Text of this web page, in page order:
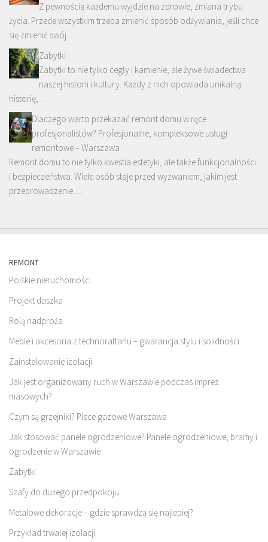
Z pewnością każdemu wyjdzie na zdrowie, zmiana trybu
życia. Przede wszystkim trzeba zmienić sposób odżywiania, jeśli chce
się zmienić swój …
Zabytki
Zabytki to nie tylko cegły i kamienie, ale żywe świadectwa
naszej historii i kultury. Każdy z nich opowiada unikalną
historię, …
Dlaczego warto przekazać remont domu w ręce
profesjonalistów? Profesjonalne, kompleksowe usługi
remontowe – Warszawa
Remont domu to nie tylko kwestia estetyki, ale także funkcjonalności
i bezpieczeństwa. Wiele osób staje przed wyzwaniem, jakim jest
przeprowadzenie …
REMONT
Polskie nieruchomości
Projekt daszka
Rolą nadproża
Meble i akcesoria z technorattanu – gwarancja stylu i solidności
Zainstalowanie izolacji
Jak jest organizowany ruch w Warszawie podczas imprez
masowych?
Czym są grzejniki? Piece gazowe Warszawa
Jak stosować panele ogrodzeniowe? Panele ogrodzeniowe, bramy i
ogrodzenie w Warszawie
Zabytki
Szafy do dużego przedpokoju
Metalowe dekoracje – gdzie sprawdzą się najlepiej?
Przykład trwałej izolacji